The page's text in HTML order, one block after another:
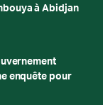
à Abidjan
enquête pour